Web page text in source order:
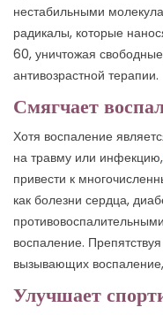
нестабильными
радикалы, которые
60, уничтожая
антивозрастной терапии.
Смягчает
Хотя воспаление
на травму или инфекцию,
привести к
как болезни сердца,
воспаление.
вызывающих
Улучшает